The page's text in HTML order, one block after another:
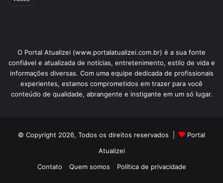
O Portal Atualizei (www.portalatualizei.com.br) é a sua fonte
confiável e atualizada de notícias, entretenimento, estilo de vida e
informações diversas. Com uma equipe dedicada de profissionais
experientes, estamos comprometidos em trazer para você
conteúdo de qualidade, abrangente e instigante em um só lugar.
© Copyright 2026, Todos os direitos reservados |
Portal
Atualizei
Contato
Quem somos Política de privacidade